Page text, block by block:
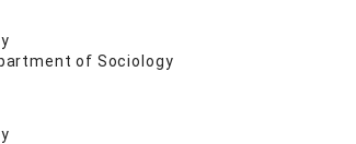
of Sociology